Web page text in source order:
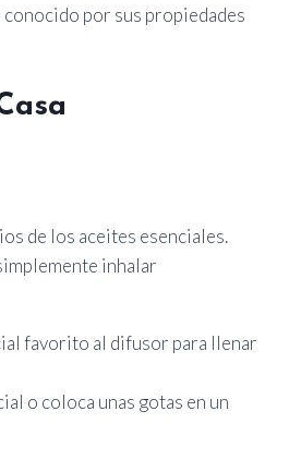
por sus propiedades
de los aceites esenciales.
inhalar
favorito al difusor para llenar
o coloca unas gotas en un